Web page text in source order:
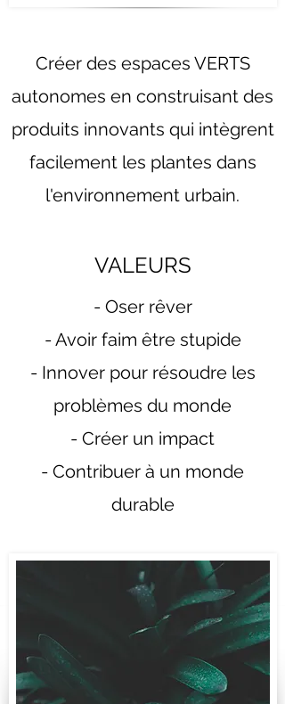
Créer des espaces VERTS
autonomes en construisant des
produits innovants qui intègrent
facilement les plantes dans
l'environnement urbain.
VALEURS
- Oser rêver
- Avoir faim être stupide
- Innover pour résoudre les
problèmes du monde
- Créer un impact
- Contribuer à un monde
durable